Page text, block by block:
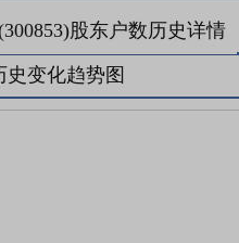
股东户数历史详情
史变化趋势图